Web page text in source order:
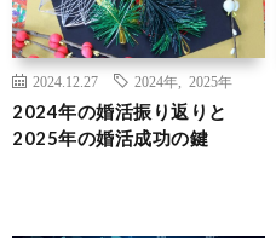
2024.12.27 2024年 2025年
2024年の婚活振り返りと
2025年の婚活成功の鍵